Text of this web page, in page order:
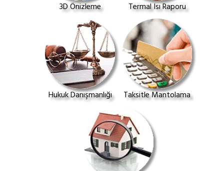
3D Önizleme Termal Isı Raporu
Hukuk Danışmanlığı Taksitle Mantolama